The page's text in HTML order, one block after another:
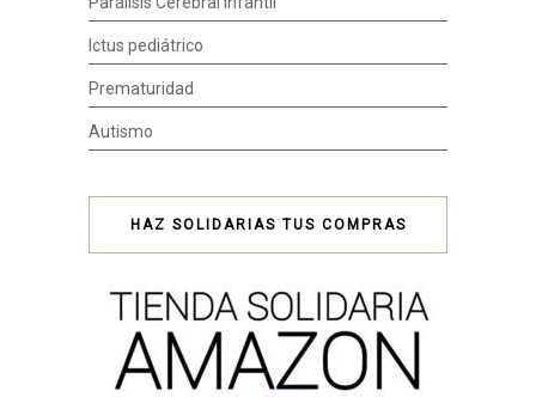
Ictus pediátrico
Prematuridad
Autismo
HAZ SOLIDARIAS TUS COMPRAS